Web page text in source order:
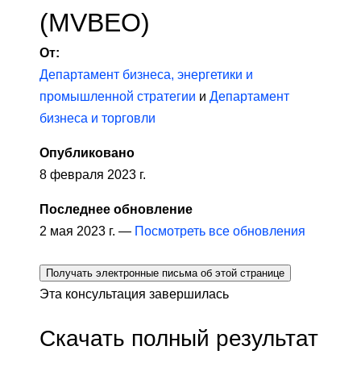
(MVBEO)
От:
Департамент бизнеса, энергетики и
промышленной стратегии и Департамент
бизнеса и торговли
Опубликовано
8 февраля 2023 г.
Последнее обновление
2 мая 2023 г. — Посмотреть все обновления
Получать электронные письма об этой странице
Эта консультация завершилась
Скачать полный результат